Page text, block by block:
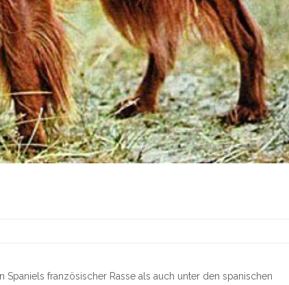
französischer Rasse als auch unter den spanischen